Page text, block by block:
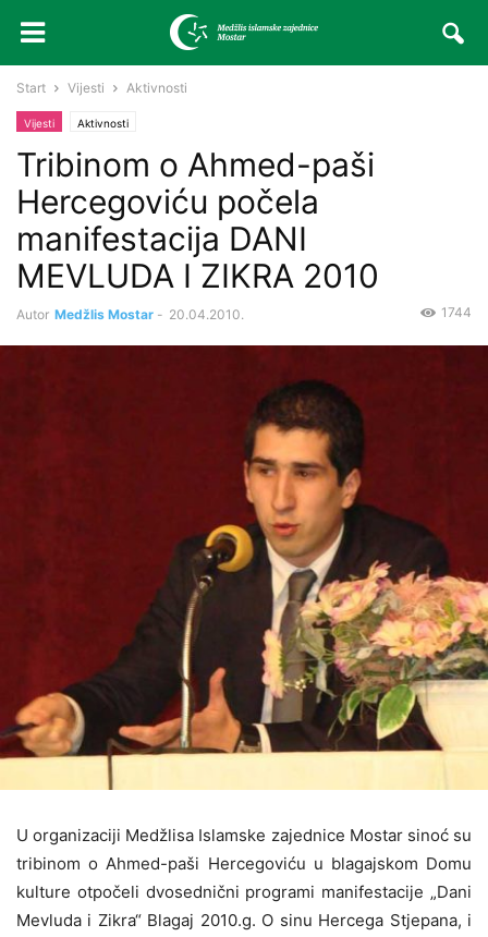
Start Vijesti Aktivnosti
Vijesti Aktivnosti
Tribinom o Ahmed-paši
Hercegoviću počela
manifestacija DANI
MEVLUDA I ZIKRA 2010
Autor Medžlis Mostar - 20.04.2010. 1744
U organizaciji Medžlisa Islamske zajednice Mostar sinoć su
tribinom o Ahmed-paši Hercegoviću u blagajskom Domu
kulture otpočeli dvosednični programi manifestacije „Dani
Mevluda i Zikra“ Blagaj 2010.g. O sinu Hercega Stjepana, i